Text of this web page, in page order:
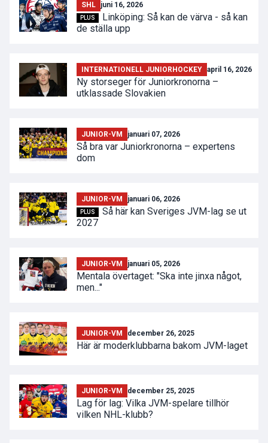
SHL juni 16, 2026
PLUS
Linköping: Så kan de värva - så kan
de ställa upp
INTERNATIONELL JUNIORHOCKEY april 16, 2026
Ny storseger för Juniorkronorna –
utklassade Slovakien
JUNIOR-VM januari 07, 2026
Så bra var Juniorkronorna – expertens
dom
JUNIOR-VM januari 06, 2026
PLUS
Så här kan Sveriges JVM-lag se ut
2027
JUNIOR-VM januari 05, 2026
Mentala övertaget: "Ska inte jinxa något,
men..."
JUNIOR-VM december 26, 2025
Här är moderklubbarna bakom JVM-laget
JUNIOR-VM december 25, 2025
Lag för lag: Vilka JVM-spelare tillhör
vilken NHL-klubb?